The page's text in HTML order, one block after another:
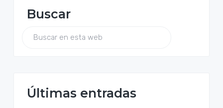
Buscar
Últimas entradas